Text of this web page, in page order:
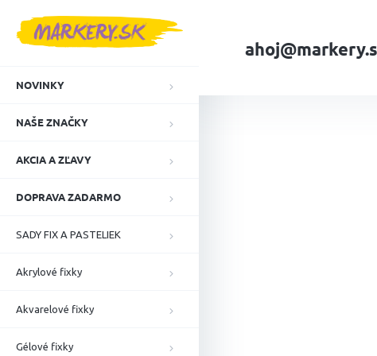
NOVINKY
NAŠE ZNAČKY
AKCIA A ZĽAVY
DOPRAVA ZADARMO
SADY FIX A PASTELIEK
Akrylové fixky
Akvarelové fixky
Gélové fixky